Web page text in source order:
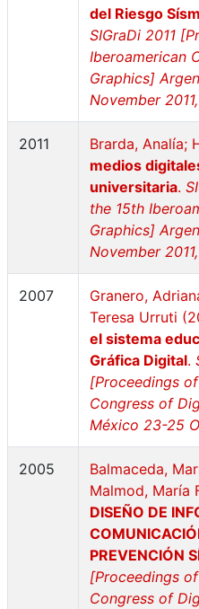
del Riesgo
SIGraDi 2011
Iberoamerican
Graphics]
November
2011 Brarda, Analía;
medios
universitaria.
the 15th
Graphics]
November
2007
Granero,
Teresa Urruti
el sistema
Gráfica Digital.
[Proceedings
Congress of
México 23-25
2005
Balmaceda,
Malmod, María
DISEÑO DE
PREVENCIÓN
[Proceedings
Congress of